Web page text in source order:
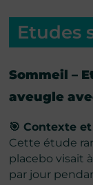
Etudes
Sommeil –
aveugle
🎯 Contexte
Cette étude
placebo visait
par jour